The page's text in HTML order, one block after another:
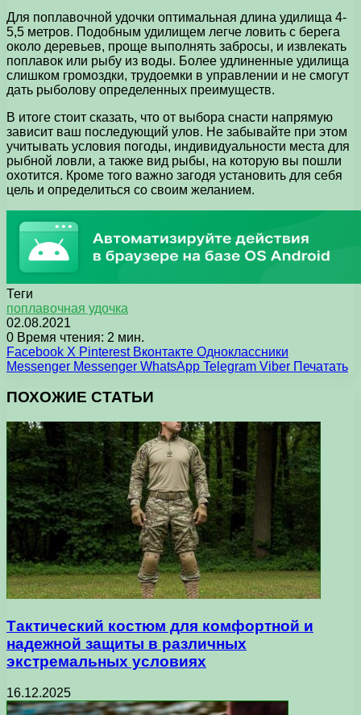
Для поплавочной удочки оптимальная длина удилища 4-
5,5 метров. Подобным удилищем легче ловить с берега
около деревьев, проще выполнять забросы, и извлекать
поплавок или рыбу из воды. Более удлиненные удилища
слишком громоздки, трудоемки в управлении и не смогут
дать рыболову определенных преимуществ.
В итоге стоит сказать, что от выбора снасти напрямую
зависит ваш последующий улов. Не забывайте при этом
учитывать условия погоды, индивидуальности места для
рыбной ловли, а также вид рыбы, на которую вы пошли
охотится. Кроме того важно загодя установить для себя
цель и определиться со своим желанием.
Теги
поплавочная удочка
02.08.2021
0 Время чтения: 2 мин.
Facebook X Pinterest Вконтакте Одноклассники
Messenger Messenger WhatsApp Telegram Viber Печатать
ПОХОЖИЕ СТАТЬИ
Тактический костюм для комфортной и
надежной защиты в различных
экстремальных условиях
16.12.2025